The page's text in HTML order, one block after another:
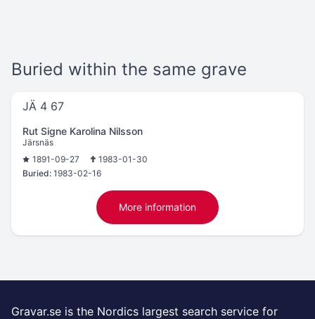
Buried within the same grave
JÄ 4 67
Rut Signe Karolina Nilsson
Järsnäs
1891-09-27
1983-01-30
Buried: 1983-02-16
More information
Gravar.se is the Nordics largest search service for